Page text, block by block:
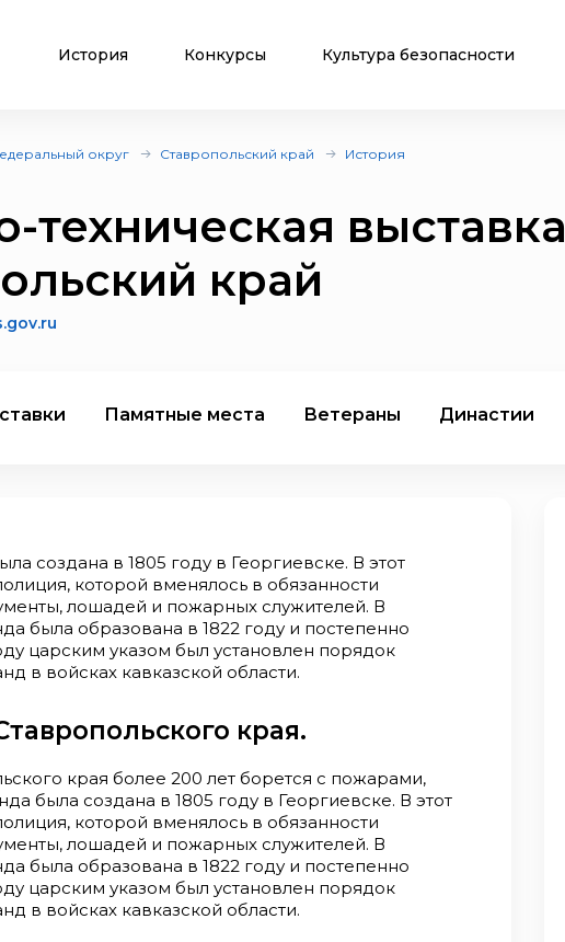
История Конкурсы Культура безопасности
округ Ставропольский край История
техническая выставка
край
Памятные места Ветераны Династии
создана в 1805 году в Георгиевске. В этот
которой вменялось в обязанности
лошадей и пожарных служителей. В
была образована в 1822 году и постепенно
царским указом был установлен порядок
в войсках кавказской области.
края.
края более 200 лет борется с пожарами,
была создана в 1805 году в Георгиевске. В этот
которой вменялось в обязанности
лошадей и пожарных служителей. В
была образована в 1822 году и постепенно
царским указом был установлен порядок
в войсках кавказской области.